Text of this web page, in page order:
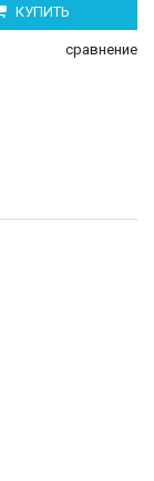
КУПИТЬ
сравнение